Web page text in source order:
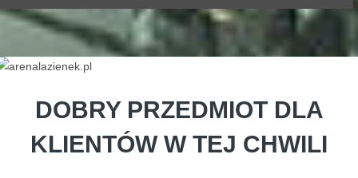
DOBRY PRZEDMIOT DLA
KLIENTÓW W TEJ CHWILI